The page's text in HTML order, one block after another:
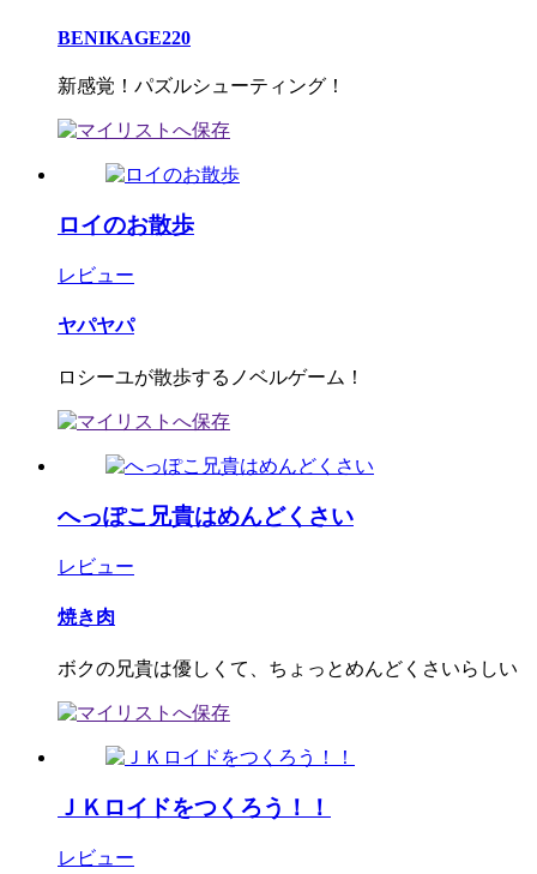
BENIKAGE220
新感覚！パズルシューティング！
ロイのお散歩
レビュー
ヤパヤパ
ロシーユが散歩するノベルゲーム！
へっぽこ兄貴はめんどくさい
レビュー
焼き肉
ボクの兄貴は優しくて、ちょっとめんどくさいらしい
ＪＫロイドをつくろう！！
レビュー